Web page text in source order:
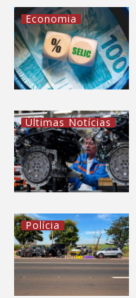
Economia
Últimas Notícias
Polícia